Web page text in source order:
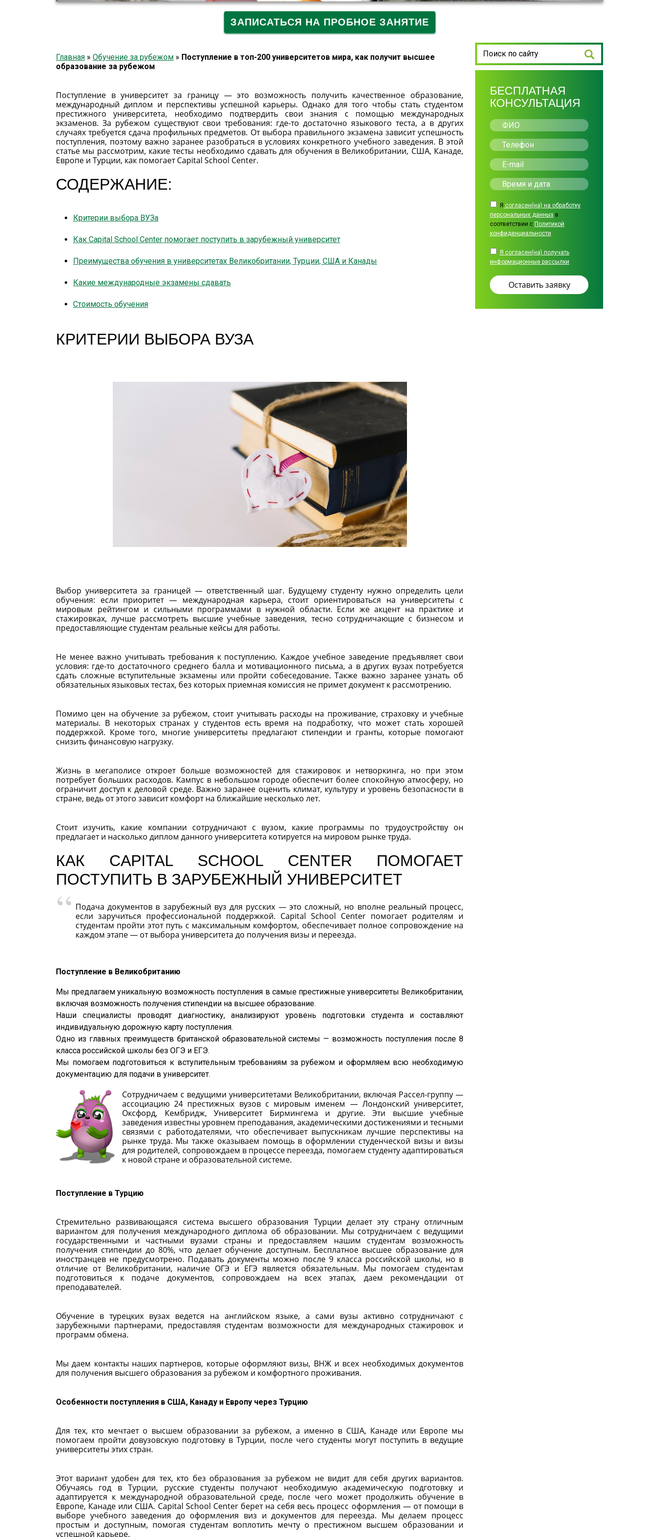
ЗАПИСАТЬСЯ НА ПРОБНОЕ ЗАНЯТИЕ
Главная » Обучение за рубежом » Поступление в топ-200 университетов мира, как получит высшее
образование за рубежом
Поступление в университет за границу — это возможность получить качественное образование,
международный диплом и перспективы успешной карьеры. Однако для того чтобы стать студентом
престижного университета, необходимо подтвердить свои знания с помощью международных
экзаменов. За рубежом существуют свои требования: где-то достаточно языкового теста, а в других
случаях требуется сдача профильных предметов. От выбора правильного экзамена зависит успешность
поступления, поэтому важно заранее разобраться в условиях конкретного учебного заведения. В этой
статье мы рассмотрим, какие тесты необходимо сдавать для обучения в Великобритании, США, Канаде,
Европе и Турции, как помогает Capital School Center.
СОДЕРЖАНИЕ:
Критерии выбора ВУЗа
Как Capital School Center помогает поступить в зарубежный университет
Преимущества обучения в университетах Великобритании, Турции, США и Канады
Какие международные экзамены сдавать
Стоимость обучения
КРИТЕРИИ ВЫБОРА ВУЗА
Выбор университета за границей — ответственный шаг. Будущему студенту нужно определить цели
обучения: если приоритет — международная карьера, стоит ориентироваться на университеты с
мировым рейтингом и сильными программами в нужной области. Если же акцент на практике и
стажировках, лучше рассмотреть высшие учебные заведения, тесно сотрудничающие с бизнесом и
предоставляющие студентам реальные кейсы для работы.
Не менее важно учитывать требования к поступлению. Каждое учебное заведение предъявляет свои
условия: где-то достаточного среднего балла и мотивационного письма, а в других вузах потребуется
сдать сложные вступительные экзамены или пройти собеседование. Также важно заранее узнать об
обязательных языковых тестах, без которых приемная комиссия не примет документ к рассмотрению.
Помимо цен на обучение за рубежом, стоит учитывать расходы на проживание, страховку и учебные
материалы. В некоторых странах у студентов есть время на подработку, что может стать хорошей
поддержкой. Кроме того, многие университеты предлагают стипендии и гранты, которые помогают
снизить финансовую нагрузку.
Жизнь в мегаполисе откроет больше возможностей для стажировок и нетворкинга, но при этом
потребует больших расходов. Кампус в небольшом городе обеспечит более спокойную атмосферу, но
ограничит доступ к деловой среде. Важно заранее оценить климат, культуру и уровень безопасности в
стране, ведь от этого зависит комфорт на ближайшие несколько лет.
Стоит изучить, какие компании сотрудничают с вузом, какие программы по трудоустройству он
предлагает и насколько диплом данного университета котируется на мировом рынке труда.
КАК CAPITAL SCHOOL CENTER ПОМОГАЕТ
ПОСТУПИТЬ В ЗАРУБЕЖНЫЙ УНИВЕРСИТЕТ
Подача документов в зарубежный вуз для русских — это сложный, но вполне реальный процесс,
если заручиться профессиональной поддержкой. Capital School Center помогает родителям и
студентам пройти этот путь с максимальным комфортом, обеспечивает полное сопровождение на
каждом этапе — от выбора университета до получения визы и переезда.
Поступление в Великобританию
Мы предлагаем уникальную возможность поступления в самые престижные университеты Великобритании,
включая возможность получения стипендии на высшее образование.
Наши специалисты проводят диагностику, анализируют уровень подготовки студента и составляют
индивидуальную дорожную карту поступления.
Одно из главных преимуществ британской образовательной системы — возможность поступления после 8
класса российской школы без ОГЭ и ЕГЭ.
Мы помогаем подготовиться к вступительным требованиям за рубежом и оформляем всю необходимую
документацию для подачи в университет.
Сотрудничаем с ведущими университетами Великобритании, включая Рассел-группу —
ассоциацию 24 престижных вузов с мировым именем — Лондонский университет,
Оксфорд, Кембридж, Университет Бирмингема и другие. Эти высшие учебные
заведения известны уровнем преподавания, академическими достижениями и тесными
связями с работодателями, что обеспечивает выпускникам лучшие перспективы на
рынке труда. Мы также оказываем помощь в оформлении студенческой визы и визы
для родителей, сопровождаем в процессе переезда, помогаем студенту адаптироваться
к новой стране и образовательной системе.
Поступление в Турцию
Стремительно развивающаяся система высшего образования Турции делает эту страну отличным
вариантом для получения международного диплома об образовании. Мы сотрудничаем с ведущими
государственными и частными вузами страны и предоставляем нашим студентам возможность
получения стипендии до 80%, что делает обучение доступным. Бесплатное высшее образование для
иностранцев не предусмотрено. Подавать документы можно после 9 класса российской школы, но в
отличие от Великобритании, наличие ОГЭ и ЕГЭ является обязательным. Мы помогаем студентам
подготовиться к подаче документов, сопровождаем на всех этапах, даем рекомендации от
преподавателей.
Обучение в турецких вузах ведется на английском языке, а сами вузы активно сотрудничают с
зарубежными партнерами, предоставляя студентам возможности для международных стажировок и
программ обмена.
Мы даем контакты наших партнеров, которые оформляют визы, ВНЖ и всех необходимых документов
для получения высшего образования за рубежом и комфортного проживания.
Особенности поступления в США, Канаду и Европу через Турцию
Для тех, кто мечтает о высшем образовании за рубежом, а именно в США, Канаде или Европе мы
помогаем пройти довузовскую подготовку в Турции, после чего студенты могут поступить в ведущие
университеты этих стран.
Этот вариант удобен для тех, кто без образования за рубежом не видит для себя других вариантов.
Обучаясь год в Турции, русские студенты получают необходимую академическую подготовку и
адаптируется к международной образовательной среде, после чего может продолжить обучение в
Европе, Канаде или США. Capital School Center берет на себя весь процесс оформления — от помощи в
выборе учебного заведения до оформления виз и документов для переезда. Мы делаем процесс
простым и доступным, помогая студентам воплотить мечту о престижном высшем образовании и
успешной карьере.
БЕСПЛАТНАЯ
КОНСУЛЬТАЦИЯ
Я согласен(на) на обработку
персональных данных в
соответствии с Политикой
конфиденциальности
Я согласен(на) получать
информационные рассылки